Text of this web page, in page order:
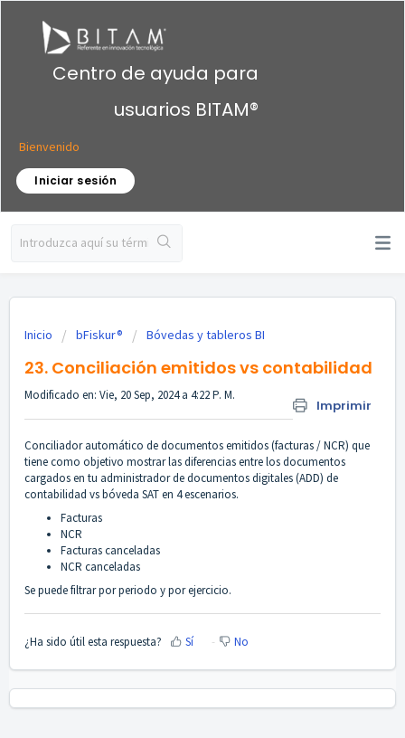
Centro de ayuda para
usuarios BITAM®
Bienvenido
Iniciar sesión
Inicio bFiskur® Bóvedas y tableros BI
23. Conciliación emitidos vs contabilidad
Imprimir
Modificado en: Vie, 20 Sep, 2024 a 4:22 P. M.
Conciliador automático de documentos emitidos (facturas / NCR) que
tiene como objetivo mostrar las diferencias entre los documentos
cargados en tu administrador de documentos digitales (ADD) de
contabilidad vs bóveda SAT en 4 escenarios.
Facturas
NCR
Facturas canceladas
NCR canceladas
Se puede filtrar por periodo y por ejercicio.
¿Ha sido útil esta respuesta? Sí No